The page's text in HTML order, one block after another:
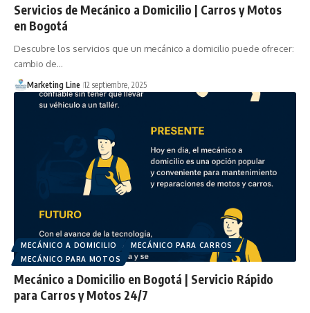
Servicios de Mecánico a Domicilio | Carros y Motos
en Bogotá
Descubre los servicios que un mecánico a domicilio puede ofrecer:
cambio de…
Marketing Line 12 septiembre, 2025
MECÁNICO A DOMICILIO
MECÁNICO PARA CARROS
MECÁNICO PARA MOTOS
Mecánico a Domicilio en Bogotá | Servicio Rápido
para Carros y Motos 24/7